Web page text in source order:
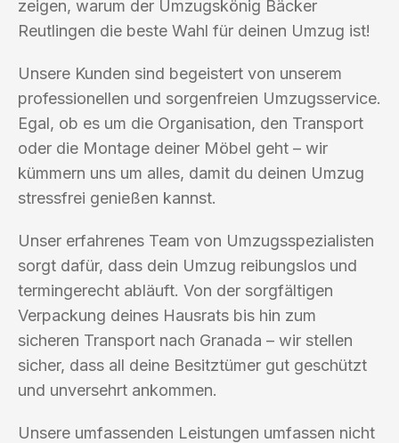
zeigen, warum der Umzugskönig Bäcker
Reutlingen die beste Wahl für deinen Umzug ist!
Unsere Kunden sind begeistert von unserem
professionellen und sorgenfreien Umzugsservice.
Egal, ob es um die Organisation, den Transport
oder die Montage deiner Möbel geht – wir
kümmern uns um alles, damit du deinen Umzug
stressfrei genießen kannst.
Unser erfahrenes Team von Umzugsspezialisten
sorgt dafür, dass dein Umzug reibungslos und
termingerecht abläuft. Von der sorgfältigen
Verpackung deines Hausrats bis hin zum
sicheren Transport nach Granada – wir stellen
sicher, dass all deine Besitztümer gut geschützt
und unversehrt ankommen.
Unsere umfassenden Leistungen umfassen nicht